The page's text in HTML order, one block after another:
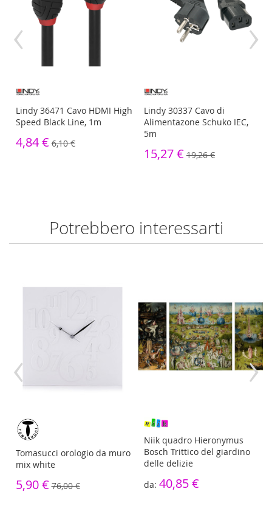
Lindy 36471 Cavo HDMI High
Speed Black Line, 1m
4,84 € 6,10 €
Lindy 30337 Cavo di
Alimentazone Schuko IEC,
5m
15,27 € 19,26 €
‹ ›
Potrebbero interessarti
Tomasucci orologio da muro
mix white
5,90 € 76,00 €
Niik quadro Hieronymus
Bosch Trittico del giardino
delle delizie
40,85 €
‹ ›